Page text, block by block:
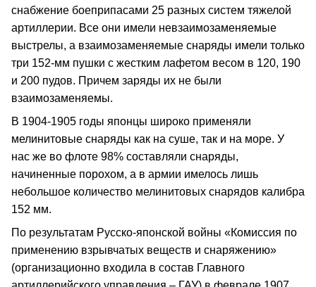
снабжение боеприпасами 25 разных систем тяжелой
артиллерии. Все они имели невзаимозаменяемые
выстрелы, а взаимозаменяемые снаряды имели только
три 152-мм пушки с жестким лафетом весом в 120, 190
и 200 пудов. Причем заряды их не были
взаимозаменяемы.
В 1904-1905 годы японцы широко применяли
мелинитовые снаряды как на суше, так и на море. У
нас же во флоте 98% составляли снаряды,
начиненные порохом, а в армии имелось лишь
небольшое количество мелинитовых снарядов калибра
152 мм.
По результатам Русско-японской войны «Комиссия по
применению взрывчатых веществ и снаряжению»
(организационно входила в состав Главного